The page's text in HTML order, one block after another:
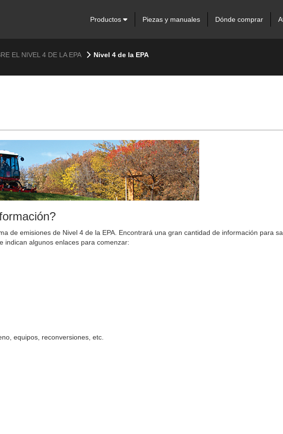
Productos Piezas y manuales Dónde comprar
EL NIVEL 4 DE LA EPA Nivel 4 de la EPA
de emisiones de Nivel 4 de la EPA. Encontrará una gran cantidad de información para
indican algunos enlaces para comenzar:
equipos, reconversiones, etc.